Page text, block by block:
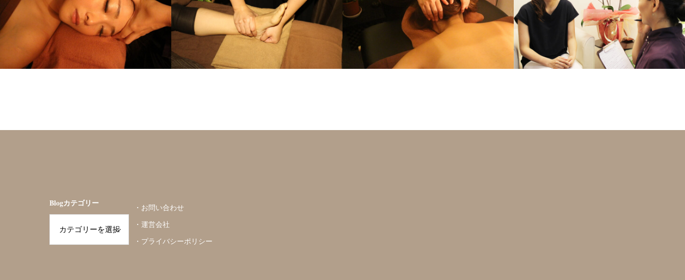
勝山美容矯正 サロン情報
Blogカテゴリー ・ お問い合わせ
・ 運営会社
・ プライバシーポリシー